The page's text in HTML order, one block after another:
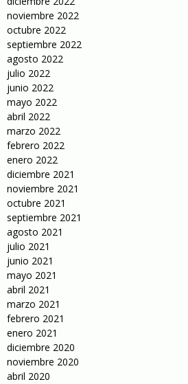
noviembre 2022
octubre 2022
septiembre 2022
agosto 2022
julio 2022
junio 2022
mayo 2022
abril 2022
marzo 2022
febrero 2022
enero 2022
diciembre 2021
noviembre 2021
octubre 2021
septiembre 2021
agosto 2021
julio 2021
junio 2021
mayo 2021
abril 2021
marzo 2021
febrero 2021
enero 2021
diciembre 2020
noviembre 2020
abril 2020